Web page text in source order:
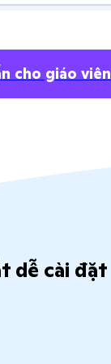
cho giáo viên
dễ cài đặt